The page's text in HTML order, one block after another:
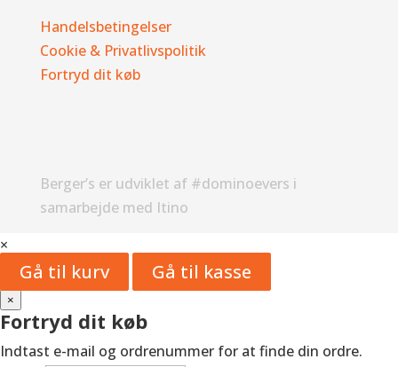
Handelsbetingelser
Cookie & Privatlivspolitik
Fortryd dit køb
Berger’s er udviklet af #dominoevers i
samarbejde med Itino
×
Gå til kurv Gå til kasse
×
Fortryd dit køb
Indtast e-mail og ordrenummer for at finde din ordre.